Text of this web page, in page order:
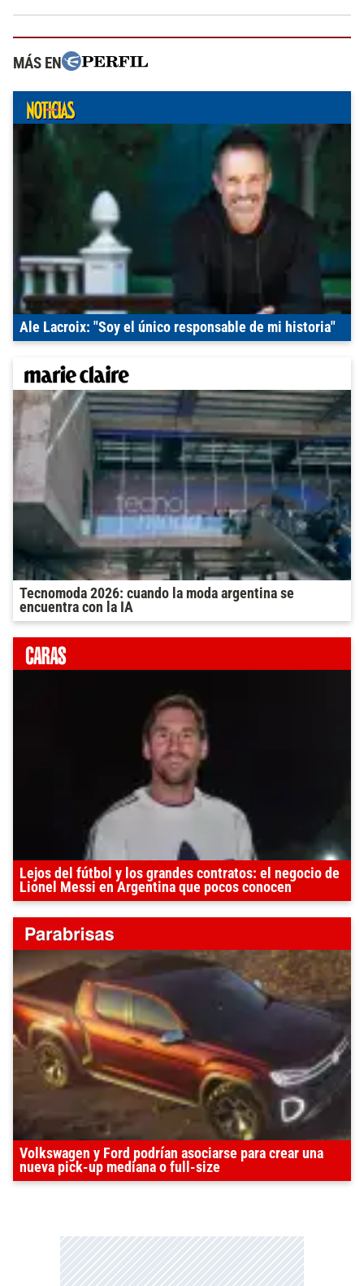
MÁS EN
Ale Lacroix: "Soy el único responsable de mi historia"
Tecnomoda 2026: cuando la moda argentina se
encuentra con la IA
Lejos del fútbol y los grandes contratos: el negocio de
Lionel Messi en Argentina que pocos conocen
Volkswagen y Ford podrían asociarse para crear una
nueva pick-up mediana o full-size